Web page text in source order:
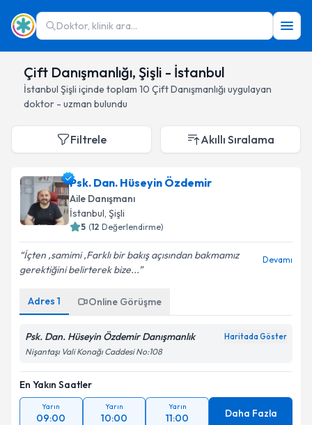
Doktor, klinik ara...
Çift Danışmanlığı, Şişli - İstanbul
İstanbul Şişli içinde toplam 10 Çift Danışmanlığı uygulayan
doktor - uzman bulundu
Filtrele Akıllı Sıralama
Psk. Dan. Hüseyin Özdemir
Aile Danışmanı
İstanbul, Şişli
5 (12 Değerlendirme)
İçten ,samimi ,Farklı bir bakış açısından bakmamız
gerektiğini belirterek bize...
Devamı
Adres 1 Online Görüşme
Psk. Dan. Hüseyin Özdemir Danışmanlık Haritada Göster
Nişantaşı Vali Konağı Caddesi No:108
En Yakın Saatler
Yarın
09:00
Yarın
10:00
Yarın
11:00 Daha Fazla